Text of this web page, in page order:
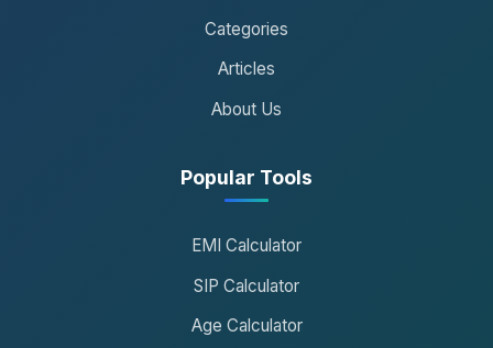
Categories
Articles
About Us
Popular Tools
EMI Calculator
SIP Calculator
Age Calculator